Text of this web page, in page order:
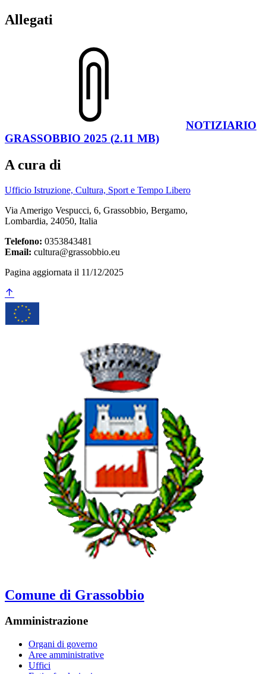
Allegati
NOTIZIARIO
GRASSOBBIO 2025 (2.11 MB)
A cura di
Ufficio Istruzione, Cultura, Sport e Tempo Libero
Via Amerigo Vespucci, 6, Grassobbio, Bergamo,
Lombardia, 24050, Italia
Telefono: 0353843481
Email: cultura@grassobbio.eu
Pagina aggiornata il 11/12/2025
Comune di Grassobbio
Amministrazione
Organi di governo
Aree amministrative
Uffici